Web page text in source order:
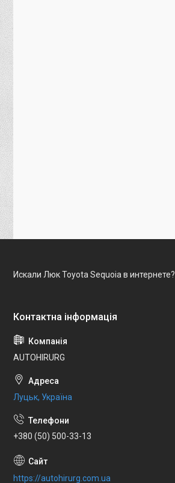
Искали Люк Toyota Sequoia в интернете?
AUTOHIRURG
Луцьк, Україна
+380 (50) 500-33-13
https://autohirurg.com.ua